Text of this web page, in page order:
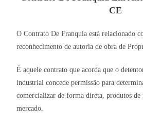
CE
O Contrato De Franquia está relacionado
reconhecimento de autoria de obra de
É aquele contrato que acorda que o
industrial concede permissão para
comercializar de forma direta, produtos de
mercado.